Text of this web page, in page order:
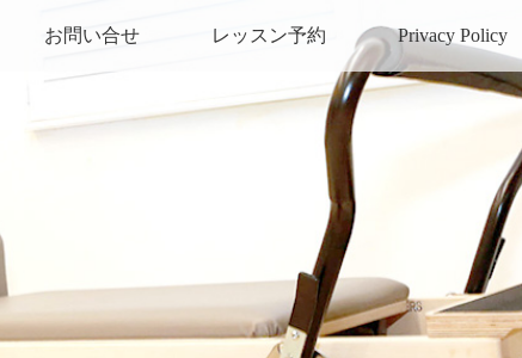
お問い合せ レッスン予約 Privacy Policy